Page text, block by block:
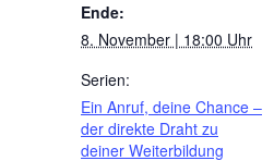
Ende:
8. November | 18:00 Uhr
Serien:
Ein Anruf, deine Chance –
der direkte Draht zu
deiner Weiterbildung